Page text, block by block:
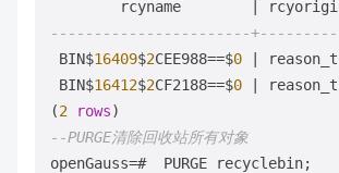
        rcyname
-----------------------
BIN$16409$2CEE988==$0
BIN$16412$2CF2188==$0
(2 rows
--PURGE清除回收站所有对象
openGauss=#  PURGE recyclebin;